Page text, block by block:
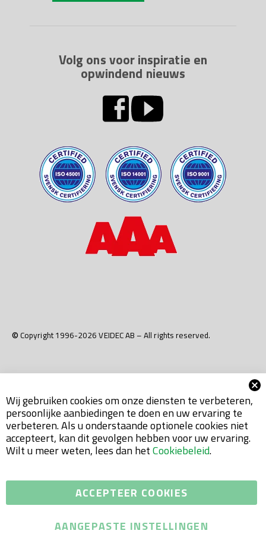
Volg ons voor inspiratie en
opwindend nieuws
© Copyright 1996-2026 VEIDEC AB – All rights reserved.
Wij gebruiken cookies om onze diensten te verbeteren,
persoonlijke aanbiedingen te doen en uw ervaring te
verbeteren. Als u onderstaande optionele cookies niet
accepteert, kan dit gevolgen hebben voor uw ervaring.
Wilt u meer weten, lees dan hetCookiebeleid.
ACCEPTEER COOKIES
AANGEPASTE INSTELLINGEN